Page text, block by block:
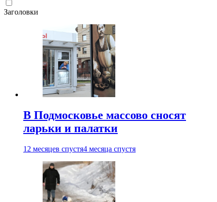
Заголовки
В Подмосковье массово сносят
ларьки и палатки
12 месяцев спустя4 месяца спустя